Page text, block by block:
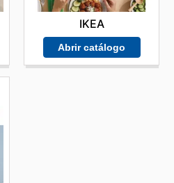
IKEA
Abrir catálogo